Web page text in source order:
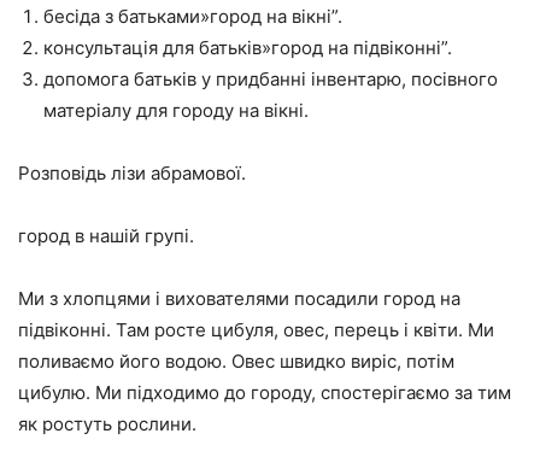
бесіда з батьками»город на вікні”.
консультація для батьків»город на підвіконні”.
допомога батьків у придбанні інвентарю, посівного
матеріалу для городу на вікні.
Розповідь лізи абрамової.
город в нашій групі.
Ми з хлопцями і вихователями посадили город на
підвіконні. Там росте цибуля, овес, перець і квіти. Ми
поливаємо його водою. Овес швидко виріс, потім
цибулю. Ми підходимо до городу, спостерігаємо за тим
як ростуть рослини.